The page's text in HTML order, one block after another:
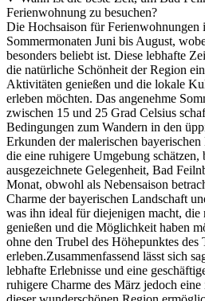
Ferienwohnung zu besuchen?
Die Hochsaison für Ferienwohnungen
Sommermonaten Juni bis August,
besonders beliebt ist. Diese lebhafte
die natürliche Schönheit der Region
Aktivitäten genießen und die lokale
erleben möchten. Das angenehme
zwischen 15 und 25 Grad Celsius
Bedingungen zum Wandern in den
Erkunden der malerischen
die eine ruhigere Umgebung schätzen,
ausgezeichnete Gelegenheit, Bad
Monat, obwohl als Nebensaison
Charme der bayerischen Landschaft
was ihn ideal für diejenigen macht, die
genießen und die Möglichkeit haben
ohne den Trubel des Höhepunktes des
erleben.Zusammenfassend lässt sich
lebhafte Erlebnisse und eine
ruhigere Charme des März jedoch